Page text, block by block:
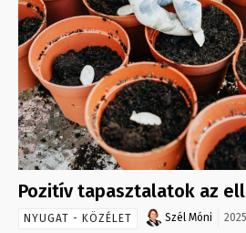
Pozitív tapasztalatok az
NYUGAT - KÖZÉLET Szél Móni